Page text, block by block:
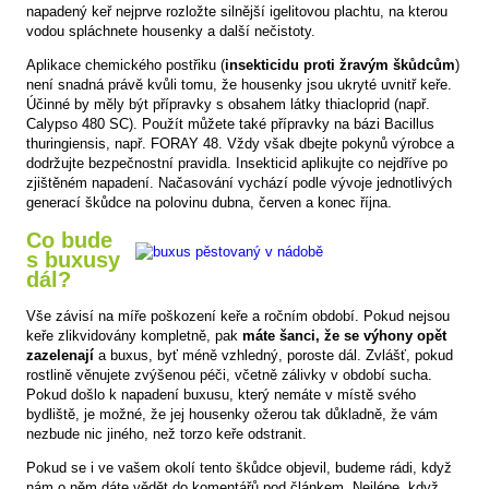
napadený keř nejprve rozložte silnější igelitovou plachtu, na kterou
vodou spláchnete housenky a další nečistoty.
Aplikace chemického postřiku (insekticidu proti žravým škůdcům)
není snadná právě kvůli tomu, že housenky jsou ukryté uvnitř keře.
Účinné by měly být přípravky s obsahem látky thiacloprid (např.
Calypso 480 SC). Použít můžete také přípravky na bázi Bacillus
thuringiensis, např. FORAY 48. Vždy však dbejte pokynů výrobce a
dodržujte bezpečnostní pravidla. Insekticid aplikujte co nejdříve po
zjištěném napadení. Načasování vychází podle vývoje jednotlivých
generací škůdce na polovinu dubna, červen a konec října.
Co bude
s buxusy
dál?
Vše závisí na míře poškození keře a ročním období. Pokud nejsou
keře zlikvidovány kompletně, pak máte šanci, že se výhony opět
zazelenají a buxus, byť méně vzhledný, poroste dál. Zvlášť, pokud
rostlině věnujete zvýšenou péči, včetně zálivky v období sucha.
Pokud došlo k napadení buxusu, který nemáte v místě svého
bydliště, je možné, že jej housenky ožerou tak důkladně, že vám
nezbude nic jiného, než torzo keře odstranit.
Pokud se i ve vašem okolí tento škůdce objevil, budeme rádi, když